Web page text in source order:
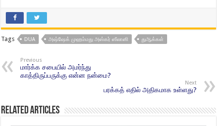
Tags DUA அஷ்ஷேக் முஹம்மது அஸ்கர் ஸீலானி துஆக்கள்
Previous
மார்க்க சபையில் அமர்ந்து
காத்திருப்பருக்கு என்ன நன்மை?
Next
பரக்கத் எதில் அதிகமாக உள்ளது?
Related Articles